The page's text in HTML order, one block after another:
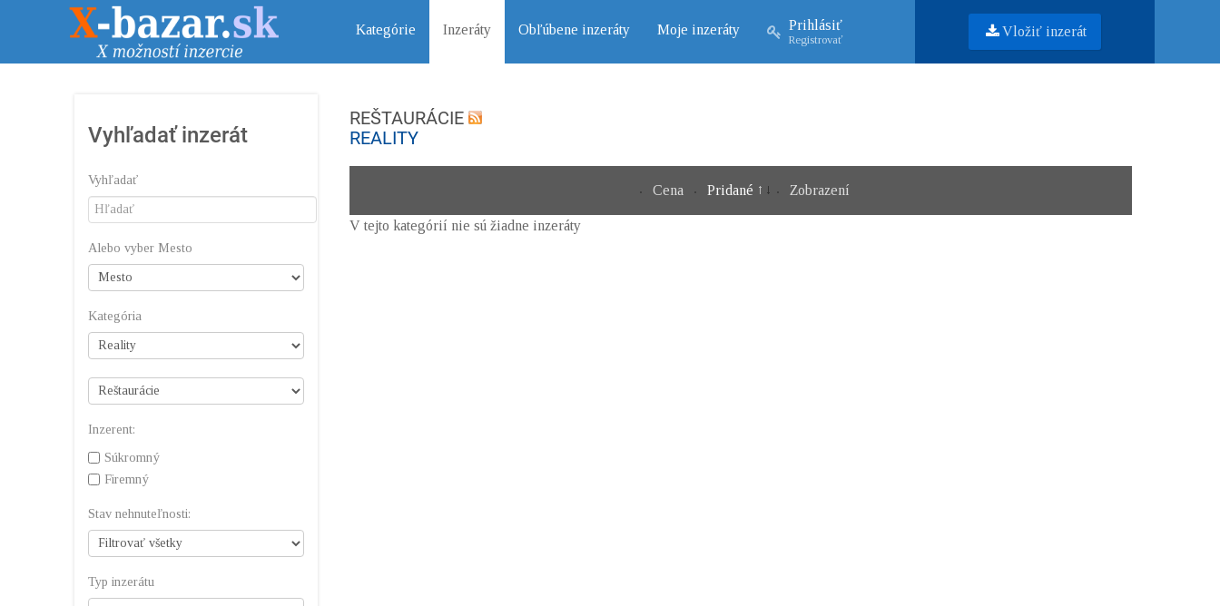
Kategórie Inzeráty Obľúbene inzeráty Moje inzeráty Prihlásiť
Registrovať
Vložiť inzerát
Vyhľadať inzerát
Vyhľadať
Alebo vyber Mesto
Kategória
Inzerent:
Súkromný
Firemný
Stav nehnuteľnosti:
Typ inzerátu
REŠTAURÁCIE
REALITY
Cena Pridané Zobrazení
V tejto kategórií nie sú žiadne inzeráty